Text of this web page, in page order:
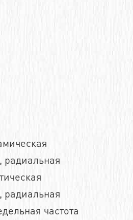
радиальная
радиальная
частота